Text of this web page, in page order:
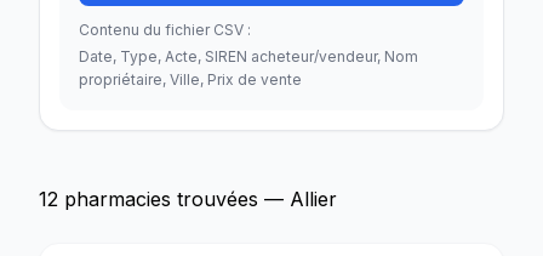
Contenu du fichier CSV :
Date, Type, Acte, SIREN acheteur/vendeur, Nom
propriétaire, Ville, Prix de vente
12 pharmacies trouvées — Allier